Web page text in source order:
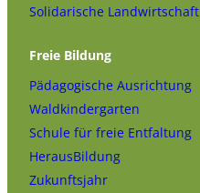
Solidarische Landwirtschaft
Freie Bildung
Pädagogische Ausrichtung
Waldkindergarten
Schule für freie Entfaltung
HerausBildung
Zukunftsjahr